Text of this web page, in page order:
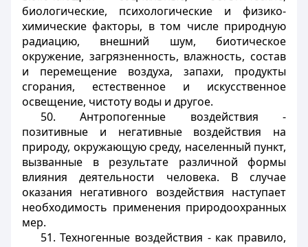
биологические, психологические и физико-
химические факторы, в том числе природную
радиацию, внешний шум, биотическое
окружение, загрязненность, влажность, состав
и перемещение воздуха, запахи, продукты
сгорания, естественное и искусственное
освещение, чистоту воды и другое.
50. Антропогенные воздействия -
позитивные и негативные воздействия на
природу, окружающую среду, населенный пункт,
вызванные в результате различной формы
влияния деятельности человека. В случае
оказания негативного воздействия наступает
необходимость применения природоохранных
мер.
51. Техногенные воздействия - как правило,